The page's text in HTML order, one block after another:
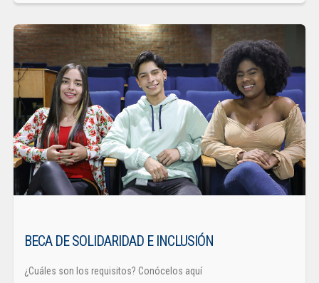
BECA DE SOLIDARIDAD E INCLUSIÓN
¿Cuáles son los requisitos? Conócelos aquí